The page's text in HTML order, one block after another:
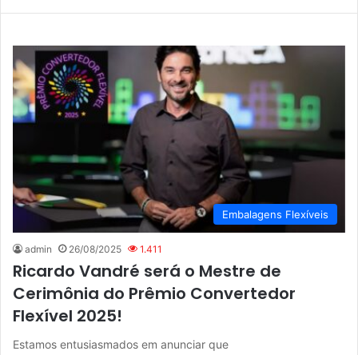
Embalagens Flexíveis
admin 26/08/2025 1.411
Ricardo Vandré será o Mestre de
Cerimônia do Prêmio Convertedor
Flexível 2025!
Estamos entusiasmados em anunciar que